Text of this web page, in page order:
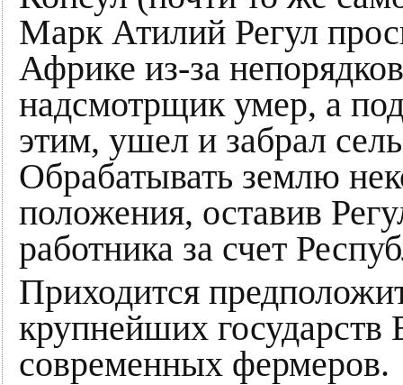
Марк Атилий Регул
Африке из-за
надсмотрщик умер, а
этим, ушел и забрал
Обрабатывать землю
положения, оставив
работника за счет
Приходится
крупнейших
современных фермеров.